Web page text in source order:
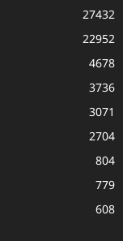
27432
22952
4678
3736
3071
2704
804
779
608